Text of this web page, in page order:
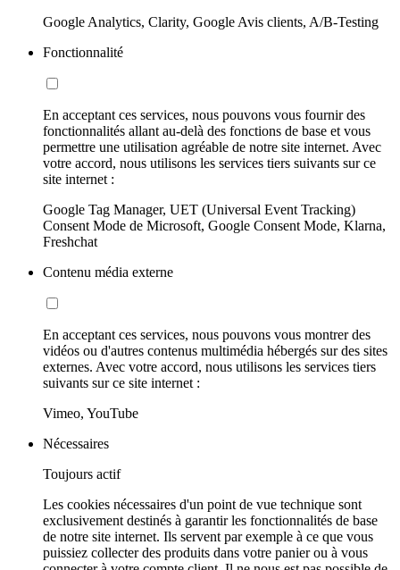
Google Analytics, Clarity, Google Avis clients, A/B-Testing
Fonctionnalité
En acceptant ces services, nous pouvons vous fournir des
fonctionnalités allant au-delà des fonctions de base et vous
permettre une utilisation agréable de notre site internet. Avec
votre accord, nous utilisons les services tiers suivants sur ce
site internet :
Google Tag Manager, UET (Universal Event Tracking)
Consent Mode de Microsoft, Google Consent Mode, Klarna,
Freshchat
Contenu média externe
En acceptant ces services, nous pouvons vous montrer des
vidéos ou d'autres contenus multimédia hébergés sur des sites
externes. Avec votre accord, nous utilisons les services tiers
suivants sur ce site internet :
Vimeo, YouTube
Nécessaires
Toujours actif
Les cookies nécessaires d'un point de vue technique sont
exclusivement destinés à garantir les fonctionnalités de base
de notre site internet. Ils servent par exemple à ce que vous
puissiez collecter des produits dans votre panier ou à vous